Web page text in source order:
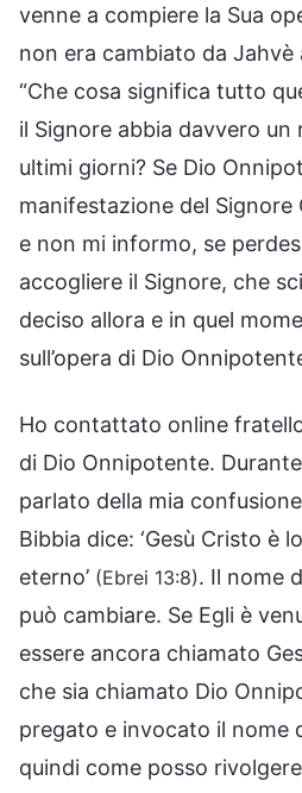
venne a compiere la Sua
non era cambiato da Jahvè
“Che cosa significa tutto
il Signore abbia davvero un
ultimi giorni? Se Dio
manifestazione del Signore
e non mi informo, se
accogliere il Signore, che
deciso allora e in quel
sull’opera di Dio
Ho contattato online
di Dio Onnipotente.
parlato della mia
Bibbia dice: ‘Gesù Cristo è
eterno’ (Ebrei 13:8). Il nome
può cambiare. Se Egli è
essere ancora chiamato
che sia chiamato Dio
pregato e invocato il nome
quindi come posso